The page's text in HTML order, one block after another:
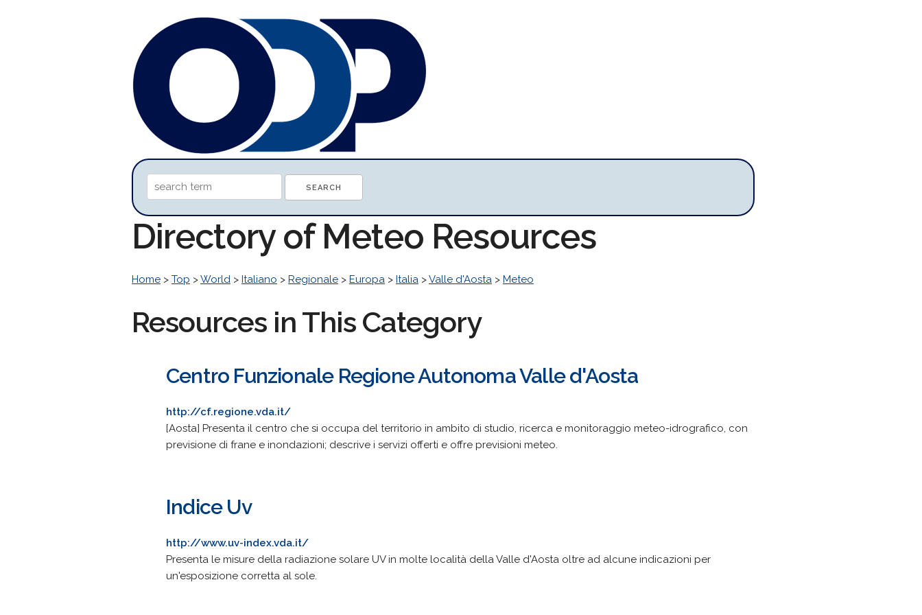
Directory of Meteo Resources
Home > Top >World > Italiano > Regionale > Europa > Italia >Valle d'Aosta > Meteo
Resources in This Category
Centro Funzionale Regione Autonoma Valle d'Aosta
http://cf.regione.vda.it/
[Aosta] Presenta il centro che si occupa del territorio in ambito di studio, ricerca e monitoraggio meteo-idrografico, con
previsione di frane e inondazioni; descrive i servizi offerti e offre previsioni meteo.
Indice Uv
http://www.uv-index.vda.it/
Presenta le misure della radiazione solare UV in molte località della Valle d'Aosta oltre ad alcune indicazioni per
un'esposizione corretta al sole.